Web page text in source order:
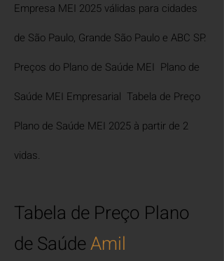
Empresa MEI 2025 válidas para cidades
de São Paulo, Grande São Paulo e ABC SP.
Preços do Plano de Saúde MEI Plano de
Saúde MEI Empresarial Tabela de Preço
Plano de Saúde MEI 2025 à partir de 2
vidas.
Tabela de Preço Plano
de SaúdeAmil